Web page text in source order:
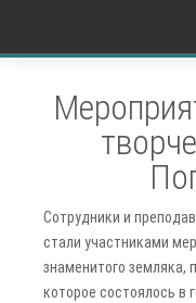
Сотрудники и
стали участниками
знаменитого земляка,
которое состоялось в